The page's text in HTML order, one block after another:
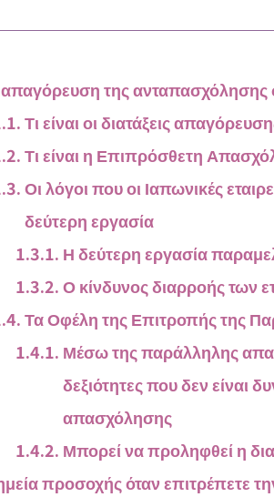
της ανταπασχόλησης
Τι είναι οι διατάξεις
Τι είναι η Επιπρόσθετη
Οι λόγοι που οι Ιαπωνικές
δεύτερη εργασία
Η δεύτερη εργασία
Ο κίνδυνος διαρροής των
Τα Οφέλη της Επιτροπής της
Μέσω της παράλληλης
δεξιότητες που δεν είναι
απασχόλησης
Μπορεί να προληφθεί η
προσοχής όταν επιτρέπετε